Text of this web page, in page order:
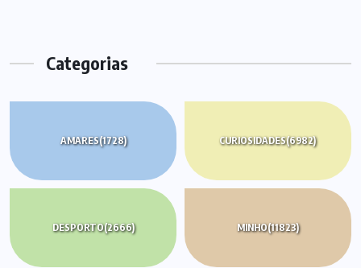
Categorias
AMARES(1728) CURIOSIDADES(6982)
DESPORTO(2666) MINHO(11823)